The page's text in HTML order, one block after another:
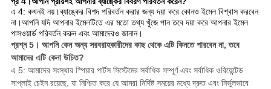
এ 4: কখনই নয়।ব্যাঙ্কের বিশদ পরিবর্তন করার জন্য দয়া করে কোনও ইমেল বিশ্বাস করবেন
না।আপনি যদি আপনার ইমেলটিতে এর মতো তথ্য খুঁজে পান তবে দয়া করে আপনার ইমেল
পাসওয়ার্ড পরিবর্তন করুন এবং আমাদেরও জানান।
প্রশ্ন 5। আপনি কেন অন্য সরবরাহকারীদের কাছ থেকে এটি কিনতে পারবেন না, তবে
আমাদের এটি কেনা উচিত?
এ 5: আমাদের সংস্থার স্পিয়ার পার্টস সিস্টেমের সর্বাধিক সম্পূর্ণ এবং সর্বাধিক ওরিয়েন্টেড
সাপ্লাই চেইন রয়েছে, যা নিশ্চিত করে যে আমরা নির্দিষ্ট সময়ের মধ্যে দ্রুত এবং নির্ভুলভাবে